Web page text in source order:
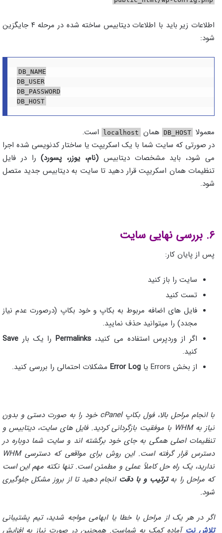
اطلاعات زیر باید با اطلاعات دیتابیس ساخته شده در مرحله ۴ جایگزین
شود:
DB_NAME
DB_USER
DB_PASSWORD
DB_HOST
معمولا DB_HOST همان localhost
است.
در صورتی که سایت شما با یک اسکریپت یا ساختار کدنویسی شده اجرا
می شود، باید مشخصات دیتابیس (نام، یوزر، پسورد)را در فایل
تنظیمات همان اسکریپت قرار دهید تا سایت به دیتابیس جدید متصل
شود.
۶. بررسی نهایی سایت
پس از پایان کار:
سایت را باز کنید
تست کنید
فایل های اضافه مربوط به بکاپ و خود بکاپ (درصورت عدم نیاز
مجدد) را میتوانید حذف نمایید.
اگر از وردپرس استفاده می کنید، Permalinksرا یک بار Save
کنید.
از بخش Errors یا
Error Log مشکلات احتمالی را بررسی کنید.
با انجام مراحل بالا، فول بکاپ cPanel خود را به صورت دستی و بدون
نیاز به WHM با موفقیت بازگردانی کردید. فایل های سایت، دیتابیس و
تنظیمات اصلی همگی به جای خود برگشته اند و سایت شما دوباره در
دسترس قرار گرفته است. این روش برای مواقعی که دسترسی WHM
ندارید، یک راه حل کاملاً عملی و مطمئن است. تنها نکته مهم این است
که مراحل را بهترتیب و با دقت انجام دهید تا از بروز مشکل جلوگیری
شود.
اگر در هر یک از مراحل با خطا یا ابهامی مواجه شدید، تیم پشتیبانی
تلاش نتآماده کمک به شماست. همچنین در صورت نیاز به افزایش